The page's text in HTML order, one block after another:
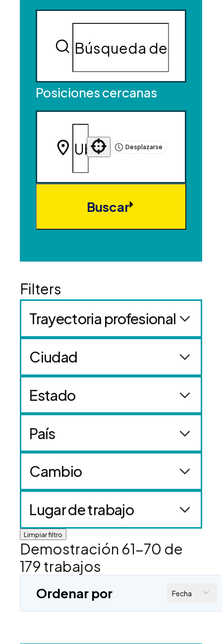
Posiciones cercanas
Desplazarse
Buscar
Trayectoria profesional
Ciudad
Estado
País
Cambio
Lugar de trabajo
Limpiar filtro
Demostración 61-70 de
179 trabajos
Ordenar por Fecha